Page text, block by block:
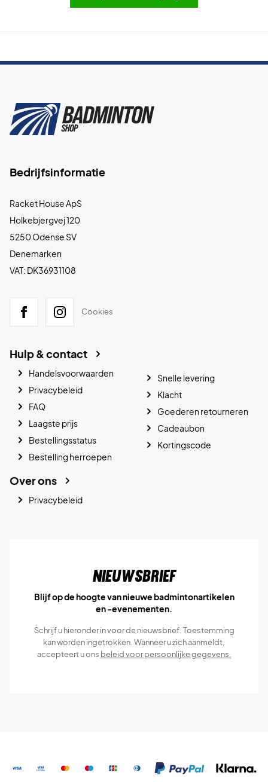
Bedrijfsinformatie
Racket House ApS
Holkebjergvej 120
5250 Odense SV
Denemarken
VAT: DK36931108
Cookies
Hulp & contact
Handelsvoorwaarden
Privacybeleid
FAQ
Laagste prijs
Bestellingsstatus
Bestelling herroepen
Snelle levering
Klacht
Goederen retourneren
Cadeaubon
Kortingscode
Over ons
Privacybeleid
Nieuwsbrief
Blijf op de hoogte van nieuwe badmintonartikelen
en -evenementen.
Schrijf u hieronder in voor de nieuwsbrief. Toestemming
kan worden ingetrokken. Wanneer u zich aanmeldt,
accepteert u ons beleid voor persoonlijke gegevens.